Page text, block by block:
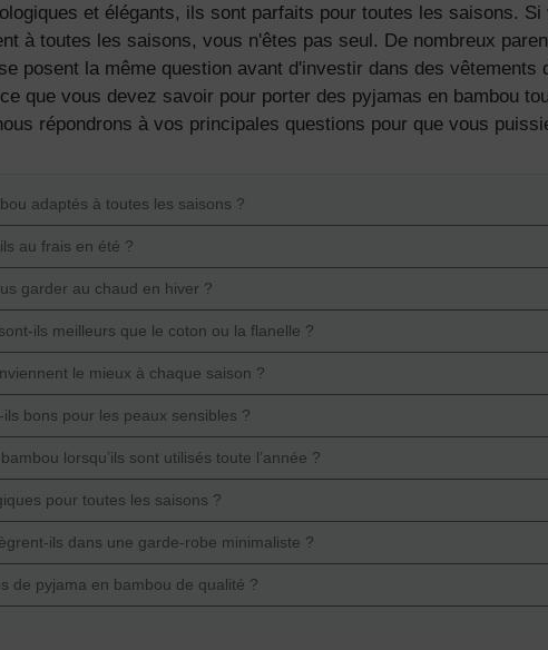
et élégants, ils sont parfaits pour toutes les saisons.
à toutes les saisons, vous n'êtes pas seul. De nombreux
posent la même question avant d'investir dans des vêtements
que vous devez savoir pour porter des pyjamas en bambou
répondrons à vos principales questions pour que vous
adaptés à toutes les saisons ?
au frais en été ?
garder au chaud en hiver ?
ils meilleurs que le coton ou la flanelle ?
le mieux à chaque saison ?
bons pour les peaux sensibles ?
lorsqu’ils sont utilisés toute l’année ?
pour toutes les saisons ?
ils dans une garde-robe minimaliste ?
de pyjama en bambou de qualité ?